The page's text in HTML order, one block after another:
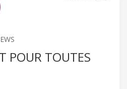
POUR TOUTES